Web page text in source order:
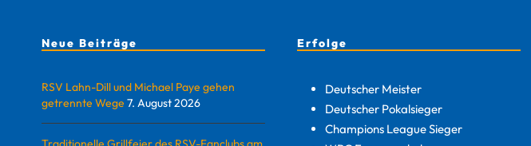
Neue Beiträge
RSV Lahn-Dill und Michael Paye gehen
getrennte Wege 7. August 2026
Erfolge
Deutscher Meister
Deutscher Pokalsieger
Champions League Sieger